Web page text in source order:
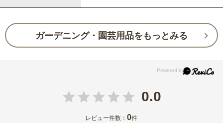
ガーデニング・園芸用品をもっとみる
0.0
レビュー件数：0件